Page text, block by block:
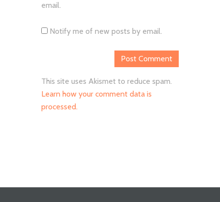
email.
Notify me of new posts by email.
This site uses Akismet to reduce spam.
Learn how your comment data is
processed.